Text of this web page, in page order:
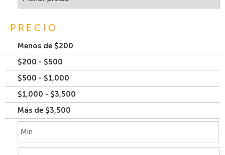
PRECIO
Menos de $200
$200 - $500
$500 - $1,000
$1,000 - $3,500
Más de $3,500